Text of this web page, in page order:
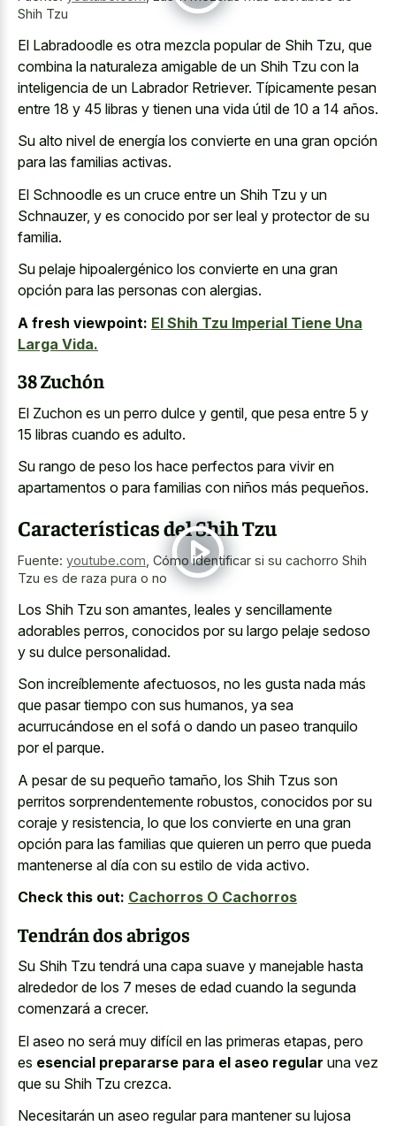
Shih Tzu
El Labradoodle es otra mezcla popular de Shih Tzu, que
combina la naturaleza amigable de un Shih Tzu con la
inteligencia de un Labrador Retriever. Típicamente pesan
entre 18 y 45 libras y tienen una vida útil de 10 a 14 años.
Su alto nivel de energía los convierte en una gran opción
para las familias activas.
El Schnoodle es un cruce entre un Shih Tzu y un
Schnauzer, y es conocido por ser leal y protector de su
familia.
Su pelaje hipoalergénico los convierte en una gran
opción para las personas con alergias.
A fresh viewpoint: El Shih Tzu Imperial Tiene Una
Larga Vida.
38 Zuchón
El Zuchon es un perro dulce y gentil, que pesa entre 5 y
15 libras cuando es adulto.
Su rango de peso los hace perfectos para vivir en
apartamentos o para familias con niños más pequeños.
Características del Shih Tzu
Fuente: youtube.com Cómo identificar si su cachorro Shih
Tzu es de raza pura o no
Los Shih Tzu son amantes, leales y sencillamente
adorables perros, conocidos por su largo pelaje sedoso
y su dulce personalidad.
Son increíblemente afectuosos, no les gusta nada más
que pasar tiempo con sus humanos, ya sea
acurrucándose en el sofá o dando un paseo tranquilo
por el parque.
A pesar de su pequeño tamaño, los Shih Tzus son
perritos sorprendentemente robustos, conocidos por su
coraje y resistencia, lo que los convierte en una gran
opción para las familias que quieren un perro que pueda
mantenerse al día con su estilo de vida activo.
Check this out: Cachorros O Cachorros
Tendrán dos abrigos
Su Shih Tzu tendrá una capa suave y manejable hasta
alrededor de los 7 meses de edad cuando la segunda
comenzará a crecer.
El aseo no será muy difícil en las primeras etapas, pero
es esencial prepararse para el aseo regular una vez
que su Shih Tzu crezca.
Necesitarán un aseo regular para mantener su lujosa